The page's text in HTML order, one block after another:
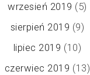
wrzesień 2019 (5)
sierpień 2019 (9)
lipiec 2019 (10)
czerwiec 2019 (13)